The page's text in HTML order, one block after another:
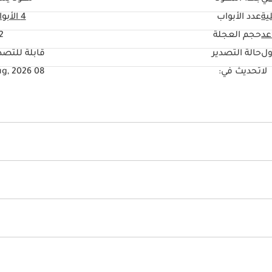
عدد الأبواب
4 الأبواب
حجم العجلة
حالة التصدير
قابلة
لاتحديث في: 08 Aug, 2026